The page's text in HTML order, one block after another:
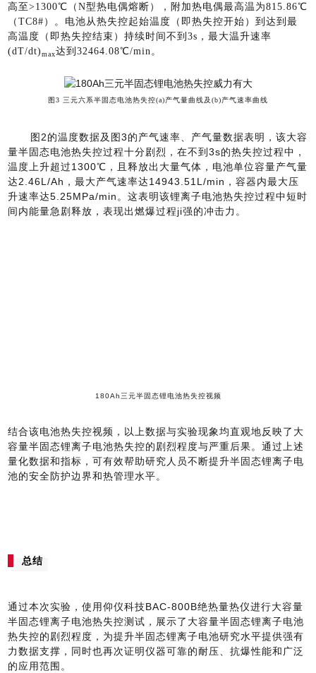
高至>1300℃（N型热电偶熔断），附加热电偶最高温为815.86℃
（TC8#）。电池从热失控起始温度（即热失控开始）到达到最
高温度（即热失控结束）持续时间不到3s，最大温升速率
(dT/dt)max达到32464.08℃/min。
图3 三元六系半固态电池热失控(a)产气量曲线及(b)产气速率曲线
图2的温度数据及图3的产气速率、产气量数据表明，该大容
量半固态电池热失控过程十分剧烈，在不到3s的热失控过程中，
温度上升超过1300℃，且释放出大量气体，电池单位容量产气量
达2.46L/Ah，最大产气速率达14943.51L/min，容器内最大压
升速率达5.25MPa/min。这表明该锂离子电池热失控过程中短时
间内能量急剧释放，表现出燃爆过程ji强的冲击力。
180Ah三元半固态锂电池热失控视频
结合该电池热失控视频，以上数据与实验现象均直观地反映了 大
容量半固态锂离子电池热失控的剧烈程度与严重后果。通过上述
量化数据和指标，可有效帮助研究人员不断提升半固态锂离子电
池的安全防护边界和热管理水平。
总结
通过本次实验，使用仰仪科技BAC-800B绝热量热仪进行大容量
半固态锂离子电池热失控测试，展示了大容量半固态锂离子电池
热失控的剧烈程度，为提升半固态锂离子电池研究水平提供强有
力数据支撑，同时也再次证明仪器可靠的耐压、抗爆性能和广泛
的应用范围。